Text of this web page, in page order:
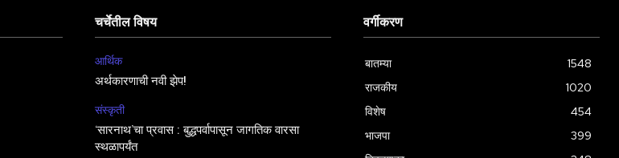
चर्चेतील विषय
आर्थिक
अर्थकारणाची नवी झेप!
संस्कृती
‘सारनाथ’चा प्रवास : बुद्धपर्वापासून जागतिक वारसा
स्थळापर्यंत
वर्गीकरण
बातम्या
1548
राजकीय
1020
विशेष
454
भाजपा
399